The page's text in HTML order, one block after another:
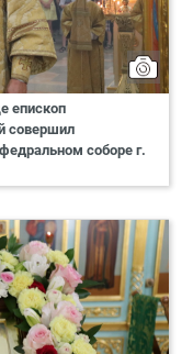
епископ
совершил
соборе г.